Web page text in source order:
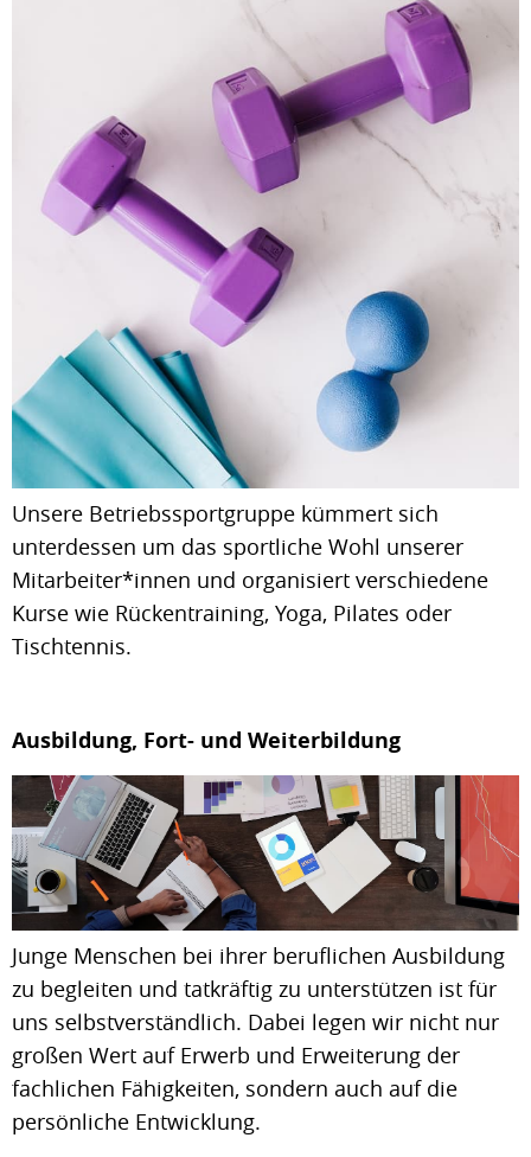
Unsere Betriebssportgruppe kümmert sich
unterdessen um das sportliche Wohl unserer
Mitarbeiter*innen und organisiert verschiedene
Kurse wie Rückentraining, Yoga, Pilates oder
Tischtennis.
Ausbildung, Fort- und Weiterbildung
Junge Menschen bei ihrer beruflichen Ausbildung
zu begleiten und tatkräftig zu unterstützen ist für
uns selbstverständlich. Dabei legen wir nicht nur
großen Wert auf Erwerb und Erweiterung der
fachlichen Fähigkeiten, sondern auch auf die
persönliche Entwicklung.